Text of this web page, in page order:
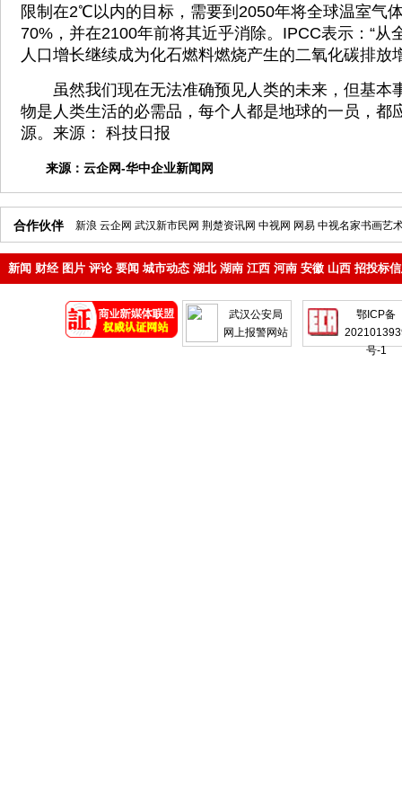
限制在2℃以内的目标，需要到2050年将全球温室气
70%，并在2100年前将其近乎消除。IPCC表示：“从
人口增长继续成为化石燃料燃烧产生的二氧化碳排放
虽然我们现在无法准确预见人类的未来，但基本
物是人类生活的必需品，每个人都是地球的一员，都
源。来源： 科技日报
来源： 云企网-华中企业新闻网
合作伙伴 新浪 云企网 武汉新市民网 荆楚资讯网 中视网 网易 中视名家书画艺
新闻 财经 图片 评论 要闻 城市动态 湖北 湖南 江西 河南 安徽 山西 招投标
武汉公安局
网上报警网站
鄂ICP备
号-1